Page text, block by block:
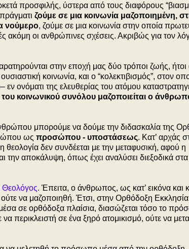
προσφιλής, ύστερα από τους διαφόρους
ζούμε σε μια κοινωνία μαζοποιημένη,
νούμερο, ζούμε σε μια κοινωνία στην οποία
ακόμη οι ανθρώπινες σχέσεις. Ακριβώς για τον
στην εποχή μας δύο τρόποι ζωής, ήτοι
κοινωνία, και ο “κολεκτιβισμός”, στον
ονόματι της ελευθερίας του ατόμου
κοινωνικού συνόλου μαζοποιείται ο
μπορούμε να δούμε την διδασκαλία της
ως προσώπου - υποστάσεως. Κατ’ αρχάς
θεολογία δεν συνδέεται με την μεταφυσική, αφού η
την αποκάλυψη, όπως έχει αναλύσει διεξοδικά
Θεολόγος. Έπειτα, ο άνθρωπος, ως κατ’ εικόνα και
να μαζοποιηθή. Έτσι, στην Ορθόδοξη
μέσα σε ορθόδοξα πλαίσια, διασώζεται τόσο το
σε ένα ξηρό ατομικισμό, ούτε να